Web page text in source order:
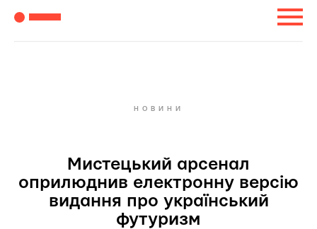
НОВИНИ
Мистецький арсенал
оприлюднив електронну версію
видання про український
футуризм